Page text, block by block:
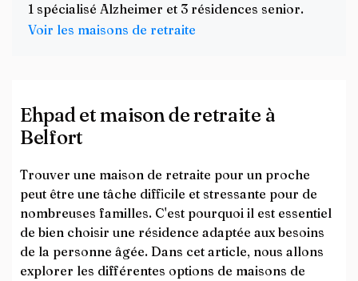
1 spécialisé Alzheimer et 3 résidences senior.
Voir les maisons de retraite
Ehpad et maison de retraite à
Belfort
Trouver une maison de retraite pour un proche
peut être une tâche difficile et stressante pour de
nombreuses familles. C'est pourquoi il est essentiel
de bien choisir une résidence adaptée aux besoins
de la personne âgée. Dans cet article, nous allons
explorer les différentes options de maisons de